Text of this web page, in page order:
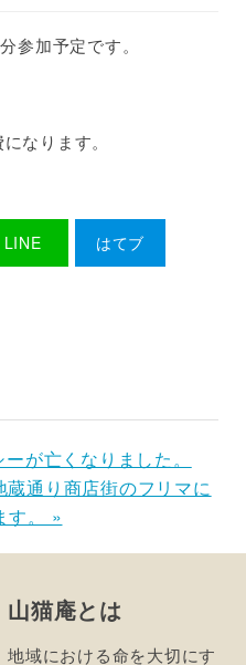
加予定です。
なります。
LINE はてブ
が亡くなりました。
蔵通り商店街のフリマに
す。 »
山猫庵とは
地域における命を大切にす